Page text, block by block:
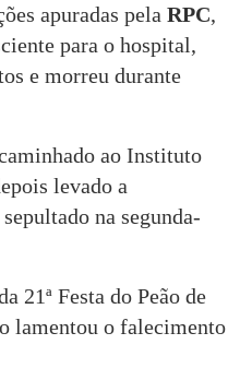
apuradas pela RPC,
para o hospital,
e morreu durante
ao Instituto
levado a
na segunda-
21ª Festa do Peão de
lamentou o falecimento